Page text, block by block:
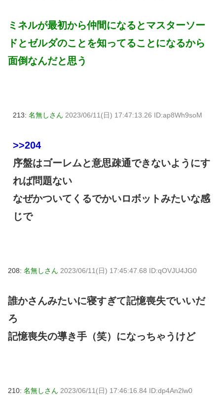
ミネルが最初から仲間になるとマスターソー
ドとゼルダのことを知ってることになるから
面倒なんだと思う
213: 名無しさん 2023/06/11(日) 17:47:13.26 ID:ap8Wh9soM
>>204
序盤はゴーレムと意思疎通できないようにす
れば問題ない
なぜかついてくるでかいロボットみたいな感
じで
208: 名無しさん 2023/06/11(日) 17:45:47.68 ID:qOVJU4JG0
誰かさんみたいに寝すぎて記憶喪失でいいだ
ろ
記憶喪失の導き手（笑）になっちゃうけど
210: 名無しさん 2023/06/11(日) 17:46:16.84 ID:dp4An2lw0